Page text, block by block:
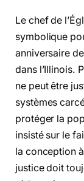
Le chef de
symbolique
anniversaire
dans l’Illinois.
ne peut être
systèmes
protéger la
insisté sur le
la conception
justice doit